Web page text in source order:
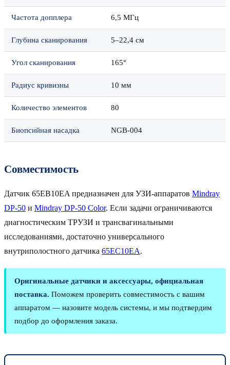
Частота допплера 6,5 МГц
Глубина сканирования 5–22,4 см
Угол сканирования 165°
Радиус кривизны 10 мм
Количество элементов 80
Биопсийная насадка NGB-004
Совместимость
Датчик 65EB10EA предназначен для УЗИ-аппаратов Mindray
DP-50 и Mindray DP-50 Color. Если задачи ограничиваются
диагностическим ТРУЗИ и трансвагинальными
исследованиями, достаточно универсального
внутриполостного датчика 65EC10EA.
Оригинальные датчики и аксессуары, официальная
поставка. Поможем проверить совместимость с вашим
аппаратом — назовите модель системы, и мы подтвердим
подбор до оформления заказа.